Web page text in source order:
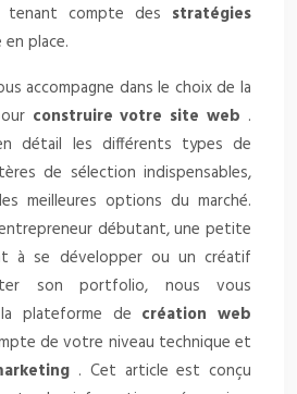
compte des stratégies
place.
accompagne dans le choix de la
construire votre site web .
détail les différents types de
de sélection indispensables,
meilleures options du marché.
débutant, une petite
à se développer ou un créatif
son portfolio, nous vous
plateforme de création web
de votre niveau technique et
. Cet article est conçu